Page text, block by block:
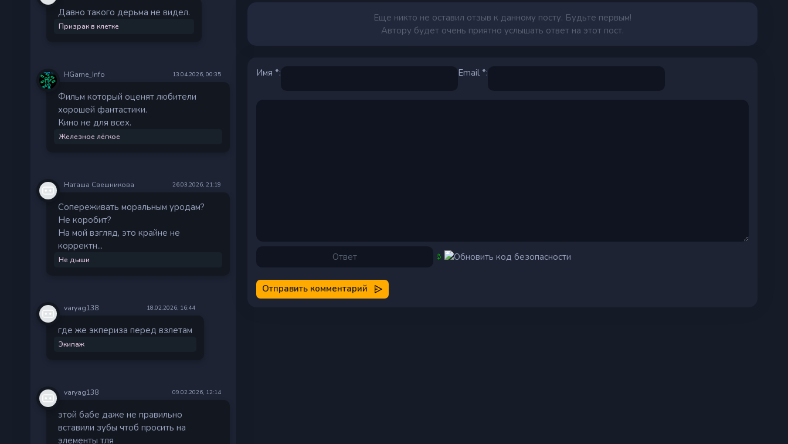
Давно такого дерьма не видел.
Призрак в клетке
HGame_Info 13.04.2026, 00:35
Фильм который оценят любители
хорошей фантастики.
Кино не для всех.
Железное лёгкое
Наташа Свешникова 26.03.2026, 21:19
Сопереживать моральным уродам?
Не коробит?
На мой взгляд, это крайне не
корректн...
Не дыши
varyag138 18.02.2026, 16:44
где же экпериза перед взлетам
Экипаж
varyag138 09.02.2026, 12:14
этой бабе даже не правильно
вставили зубы чтоб просить на
элементы тля
Еще никто не оставил отзыв к данному посту. Будьте первым!
Автору будет очень приятно услышать ответ на этот пост.
Имя *: Email *:
Отправить комментарий